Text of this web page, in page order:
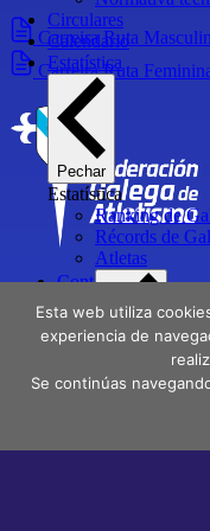
Circulares
Calendario
Estatística
Pechar
Estatística
Ranking de
Récords de
Atletas
Pechar
Atletas
Carreira Ruta
Carreira Ruta
Contactar
Directorio
Delegacións
Política de
Esta web utiliza
experiencia de
Se continúas